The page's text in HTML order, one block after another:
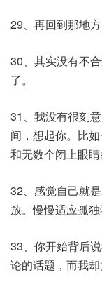
29、再回到那地
30、其实没有不
了。
31、我没有很刻
间，想起你。比
和无数个闭上眼睛
32、感觉自己就
放。慢慢适应孤独
33、你开始背后
论的话题，而我却